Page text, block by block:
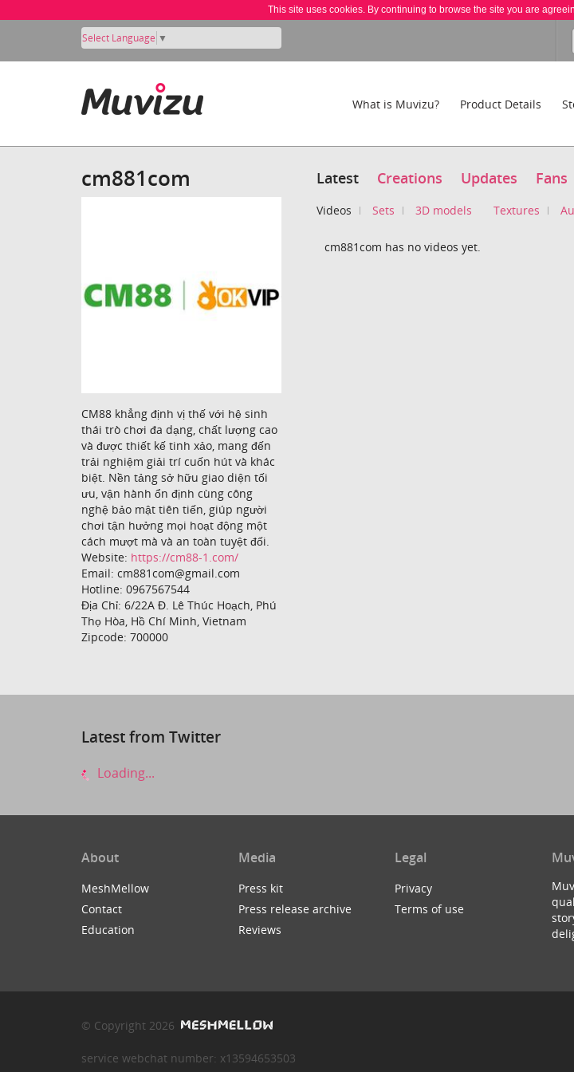
This site uses cookies. By continuing to browse the site you are
Select Language ▼
What is Muvizu? Product Details
cm881com
CM88 khẳng định vị thế với hệ sinh
thái trò chơi đa dạng, chất lượng cao
và được thiết kế tinh xảo, mang đến
trải nghiệm giải trí cuốn hút và khác
biệt. Nền tảng sở hữu giao diện tối
ưu, vận hành ổn định cùng công
nghệ bảo mật tiên tiến, giúp người
chơi tận hưởng mọi hoạt động một
cách mượt mà và an toàn tuyệt đối.
Website: https://cm88-1.com/
Email: cm881com@gmail.com
Hotline: 0967567544
Địa Chỉ: 6/22A Đ. Lê Thúc Hoạch, Phú
Thọ Hòa, Hồ Chí Minh, Vietnam
Zipcode: 700000
Latest Creations Updates Fans
Videos Sets 3D models Textures
cm881com has no videos yet.
Latest from Twitter
Loading...
About
MeshMellow
Contact
Education
Media
Press kit
Press release archive
Reviews
Legal
Privacy
Terms of use
© Copyright 2026
service webchat number: x13594653503